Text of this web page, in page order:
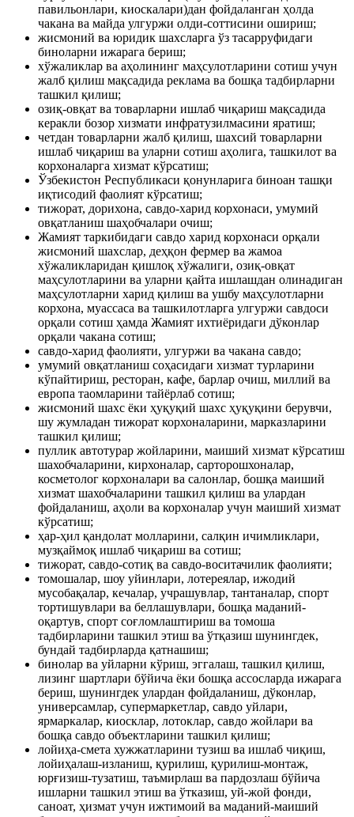
павильонлари, киоскалари)дан фойдаланган ҳолда
чакана ва майда улгуржи олди-соттисини ошириш;
жисмоний ва юридик шахсларга ўз тасарруфидаги
биноларни ижарага бериш;
хўжаликлар ва аҳолининг маҳсулотларини сотиш учун
жалб қилиш мақсадида реклама ва бошқа тадбирларни
ташкил қилиш;
озиқ-овқат ва товарларни ишлаб чиқариш мақсадида
керакли бозор хизмати инфратузилмасини яратиш;
четдан товарларни жалб қилиш, шахсий товарларни
ишлаб чиқариш ва уларни сотиш аҳолига, ташкилот ва
корхоналарга хизмат кўрсатиш;
Ўзбекистон Республикаси қонунларига биноан ташқи
иқтисодий фаолият кўрсатиш;
тижорат, дорихона, савдо-харид корхонаси, умумий
овқатланиш шаҳобчалари очиш;
Жамият таркибидаги савдо харид корхонаси орқали
жисмоний шахслар, деҳқон фермер ва жамоа
хўжаликларидан қишлоқ хўжалиги, озиқ-овқат
маҳсулотларини ва уларни қайта ишлашдан олинадиган
маҳсулотларни харид қилиш ва ушбу маҳсулотларни
корхона, муассаса ва ташкилотларга улгуржи савдоси
орқали сотиш ҳамда Жамият ихтиёридаги дўконлар
орқали чакана сотиш;
савдо-харид фаолияти, улгуржи ва чакана савдо;
умумий овқатланиш соҳасидаги хизмат турларини
кўпайтириш, ресторан, кафе, барлар очиш, миллий ва
европа таомларини тайёрлаб сотиш;
жисмоний шахс ёки ҳуқуқий шахс ҳуқуқини берувчи,
шу жумладан тижорат корхоналарини, марказларини
ташкил қилиш;
пуллик автотурар жойларини, маиший хизмат кўрсатиш
шахобчаларини, кирхоналар, сарторошхоналар,
косметолог корхоналари ва салонлар, бошқа маиший
хизмат шахобчаларини ташкил қилиш ва улардан
фойдаланиш, аҳоли ва корхоналар учун маиший хизмат
кўрсатиш;
ҳар-ҳил қандолат молларини, салқин ичимликлари,
музқаймоқ ишлаб чиқариш ва сотиш;
тижорат, савдо-сотиқ ва савдо-воситачилик фаолияти;
томошалар, шоу уйинлари, лотереялар, ижодий
мусобақалар, кечалар, учрашувлар, тантаналар, спорт
тортишувлари ва беллашувлари, бошқа маданий-
оқартув, спорт соғломлаштириш ва томоша
тадбирларини ташкил этиш ва ўтқазиш шунингдек,
бундай тадбирларда қатнашиш;
бинолар ва уйларни кўриш, эггалаш, ташкил қилиш,
лизинг шартлари бўйича ёки бошқа ассосларда ижарага
бериш, шунингдек улардан фойдаланиш, дўконлар,
универсамлар, супермаркетлар, савдо уйлари,
ярмаркалар, киосклар, лотоклар, савдо жойлари ва
бошқа савдо объектларини ташкил қилиш;
лойиҳа-смета хужжатларини тузиш ва ишлаб чиқиш,
лойиҳалаш-изланиш, қурилиш, қурилиш-монтаж,
юрғизиш-тузатиш, таъмирлаш ва пардозлаш бўйича
ишларни ташкил этиш ва ўтказиш, уй-жой фонди,
саноат, ҳизмат учун ижтимоий ва маданий-маиший